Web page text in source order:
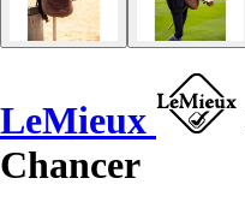
LeMieux
Chancer